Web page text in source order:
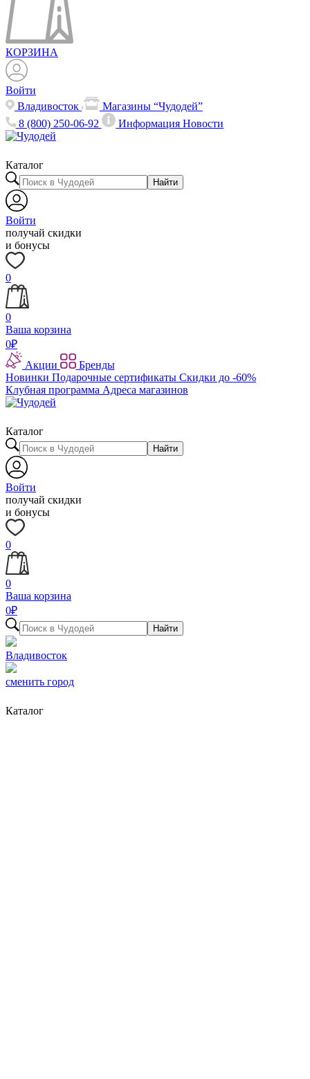
КОРЗИНА
Войти
Владивосток
Магазины “Чудодей”
8 (800) 250-06-92
ИнформацияНовости
Каталог
Найти
Войти
получай скидки
и бонусы
0
0
Ваша корзина
0₽
Акции
Бренды
Новинки Подарочные сертификаты Скидки до -60%
Клубная программа Адреса магазинов
Каталог
Найти
Войти
получай скидки
и бонусы
0
0
Ваша корзина
0₽
Найти
Владивосток
сменить город
Каталог